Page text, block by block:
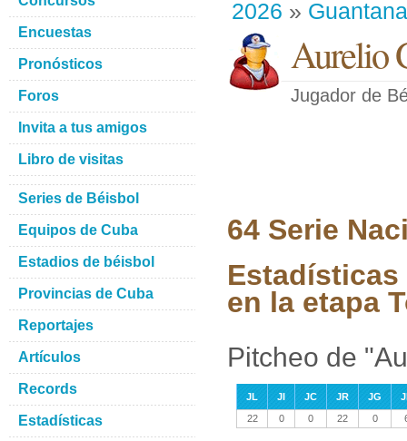
2026 »
Aurelio
Jugador de
64 Serie
en la etapa
Pitcheo de
JL JI JC JR JG
22
0 0 22 0
Encuestas
Pronósticos
Foros
Invita a tus amigos
Libro de visitas
Series de Béisbol
Equipos de Cuba
Estadios de béisbol
Provincias de Cuba
Reportajes
Artículos
Records
Estadísticas